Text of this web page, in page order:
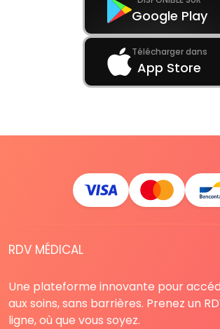
Google Play
Télécharger dans
App Store
RDV MÉDICAL
Une plateforme innovante pour
aux soins, sans barrières. Prenez un
ligne, où que vous soyez.